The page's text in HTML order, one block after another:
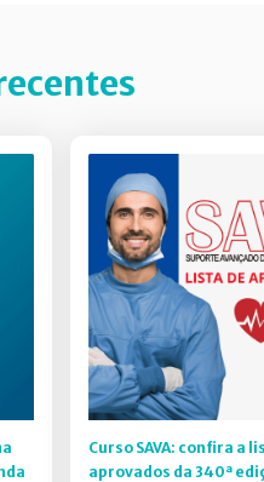
Curso SAVA: confira a
aprovados da 340ª